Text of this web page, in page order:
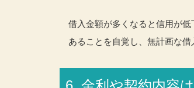
借入金額が多くなると信用が
あることを自覚し、無計画な